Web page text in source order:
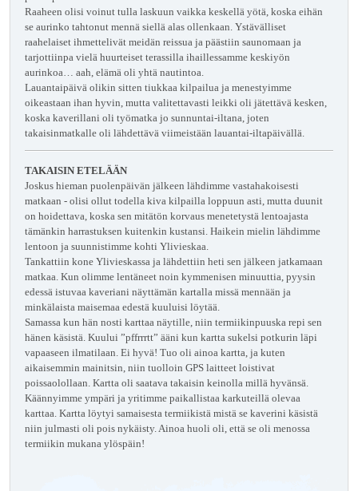
Raaheen olisi voinut tulla laskuun vaikka keskellä yötä, koska eihän
se aurinko tahtonut mennä siellä alas ollenkaan. Ystävälliset
raahelaiset ihmettelivät meidän reissua ja päästiin saunomaan ja
tarjottiinpa vielä huurteiset terassilla ihaillessamme keskiyön
aurinkoa… aah, elämä oli yhtä nautintoa.
Lauantaipäivä olikin sitten tiukkaa kilpailua ja menestyimme
oikeastaan ihan hyvin, mutta valitettavasti leikki oli jätettävä kesken,
koska kaverillani oli työmatka jo sunnuntai-iltana, joten
takaisinmatkalle oli lähdettävä viimeistään lauantai-iltapäivällä.
TAKAISIN ETELÄÄN
Joskus hieman puolenpäivän jälkeen lähdimme vastahakoisesti
matkaan - olisi ollut todella kiva kilpailla loppuun asti, mutta duunit
on hoidettava, koska sen mitätön korvaus menetetystä lentoajasta
tämänkin harrastuksen kuitenkin kustansi. Haikein mielin lähdimme
lentoon ja suunnistimme kohti Ylivieskaa.
Tankattiin kone Ylivieskassa ja lähdettiin heti sen jälkeen jatkamaan
matkaa. Kun olimme lentäneet noin kymmenisen minuuttia, pyysin
edessä istuvaa kaveriani näyttämän kartalla missä mennään ja
minkälaista maisemaa edestä kuuluisi löytää.
Samassa kun hän nosti karttaa näytille, niin termiikinpuuska repi sen
hänen käsistä. Kuului ”pffrrrtt” ääni kun kartta sukelsi potkurin läpi
vapaaseen ilmatilaan. Ei hyvä! Tuo oli ainoa kartta, ja kuten
aikaisemmin mainitsin, niin tuolloin GPS laitteet loistivat
poissaolollaan. Kartta oli saatava takaisin keinolla millä hyvänsä.
Käännyimme ympäri ja yritimme paikallistaa karkuteillä olevaa
karttaa. Kartta löytyi samaisesta termiikistä mistä se kaverini käsistä
niin julmasti oli pois nykäisty. Ainoa huoli oli, että se oli menossa
termiikin mukana ylöspäin!